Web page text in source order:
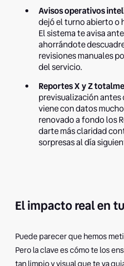
Avisos operativos
dejó el turno abierto o
El sistema te avisa
ahorrándote
revisiones manuales
del servicio.
Reportes X y Z
previsualización antes
viene con datos
renovado a fondo los
darte más claridad
sorpresas al día
El impacto real en
Puede parecer que hemos
Pero la clave es cómo te los
tan limpio y visual que te va